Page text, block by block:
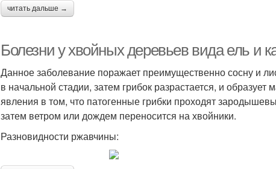
читать дальше →
Болезни у хвойных деревьев вида ель и
Данное заболевание поражает преимущественно сосну и
в начальной стадии, затем грибок разрастается, и
явления в том, что патогенные грибки проходят
затем ветром или дождем переносится на хвойники.
Разновидности ржавчины: